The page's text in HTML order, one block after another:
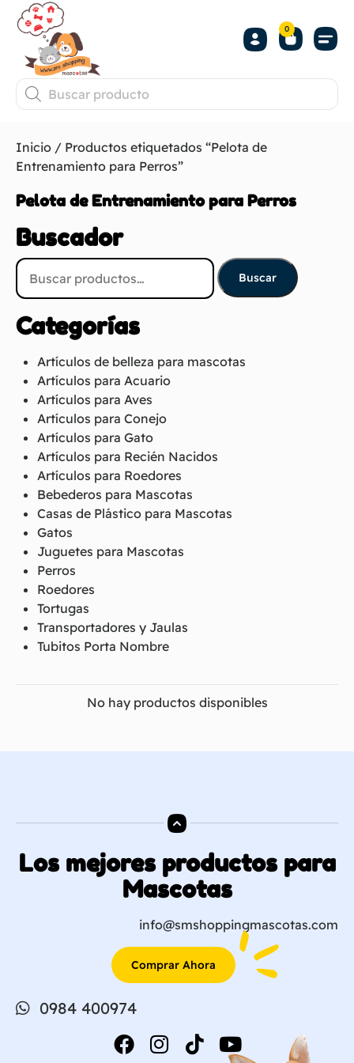
0
Inicio / Productos etiquetados “Pelota de
Entrenamiento para Perros”
Pelota de Entrenamiento para Perros
Buscador
Buscar
Categorías
Artículos de belleza para mascotas
Artículos para Acuario
Artículos para Aves
Artículos para Conejo
Artículos para Gato
Artículos para Recién Nacidos
Artículos para Roedores
Bebederos para Mascotas
Casas de Plástico para Mascotas
Gatos
Juguetes para Mascotas
Perros
Roedores
Tortugas
Transportadores y Jaulas
Tubitos Porta Nombre
No hay productos disponibles
Los mejores productos para
Mascotas
info@smshoppingmascotas.com
Comprar Ahora
0984 400974